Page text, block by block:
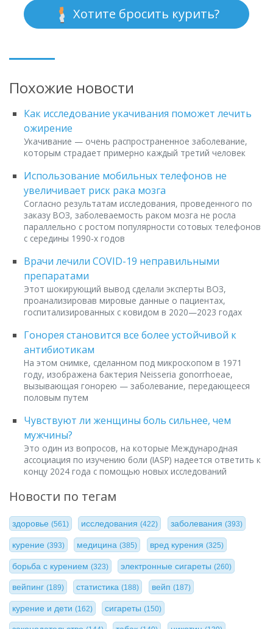
Хотите бросить курить?
Похожие новости
Как исследование укачивания поможет лечить
ожирение
Укачивание — очень распространенное заболевание,
которым страдает примерно каждый третий человек
Использование мобильных телефонов не
увеличивает риск рака мозга
Согласно результатам исследования, проведенного по
заказу ВОЗ, заболеваемость раком мозга не росла
параллельно с ростом популярности сотовых телефонов
с середины 1990-х годов
Врачи лечили COVID-19 неправильными
препаратами
Этот шокирующий вывод сделали эксперты ВОЗ,
проанализировав мировые данные о пациентах,
госпитализированных с ковидом в 2020—2023 годах
Гонорея становится все более устойчивой к
антибиотикам
На этом снимке, сделанном под микроскопом в 1971
году, изображена бактерия Neisseria gonorrhoeae,
вызывающая гонорею — заболевание, передающееся
половым путем
Чувствуют ли женщины боль сильнее, чем
мужчины?
Это один из вопросов, на которые Международная
ассоциация по изучению боли (IASP) надеется ответить к
концу 2024 года с помощью новых исследований
Новости по тегам
здоровье (561) исследования(422) заболевания (393)
курение (393) медицина(385) вред курения (325)
борьба с курением (323) электронные сигареты(260)
вейпинг (189) статистика(188) вейп (187)
курение и дети (162) сигареты(150)